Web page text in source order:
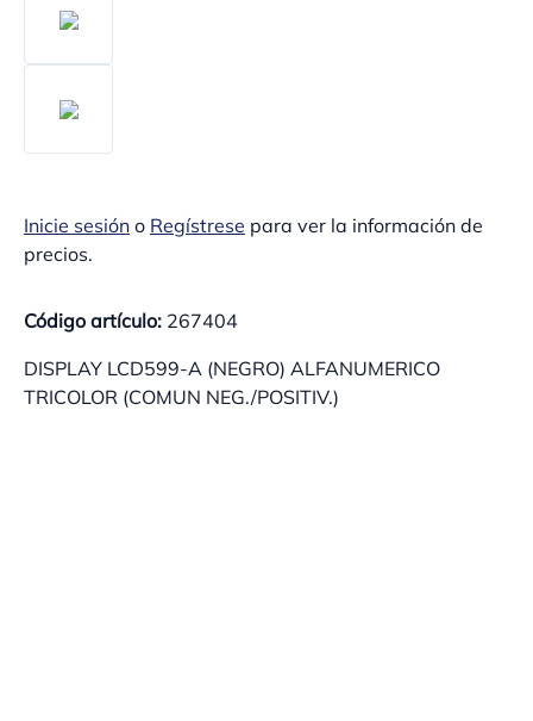
Inicie sesión o Regístrese para ver la información de
precios.
Código artículo: 267404
DISPLAY LCD599-A (NEGRO) ALFANUMERICO
TRICOLOR (COMUN NEG./POSITIV.)